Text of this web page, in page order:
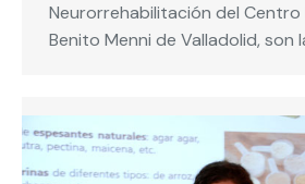
Neurorrehabilitación del
Benito Menni de Valladolid, son